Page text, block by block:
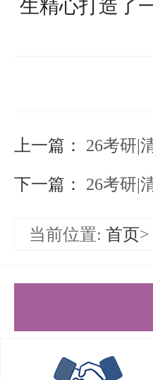
生精心打造了
考点梳理阶段
首先，根据自
考试科目，挑
点章节所在，
教材后，还
上一篇： 26考研|
下一篇： 26考研|
当前位置: 首页>